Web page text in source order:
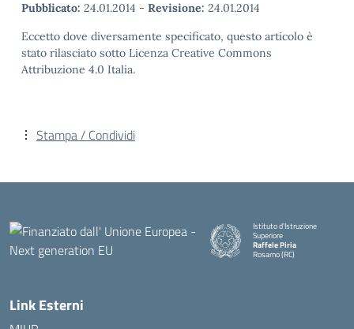
Pubblicato: 24.01.2014 - Revisione: 24.01.2014
Eccetto dove diversamente specificato, questo articolo è
stato rilasciato sotto Licenza Creative Commons
Attribuzione 4.0 Italia.
Stampa / Condividi
Istituto d'Istruzione
Superiore
Raffele Piria
Rosarno (RC)
Link Esterni